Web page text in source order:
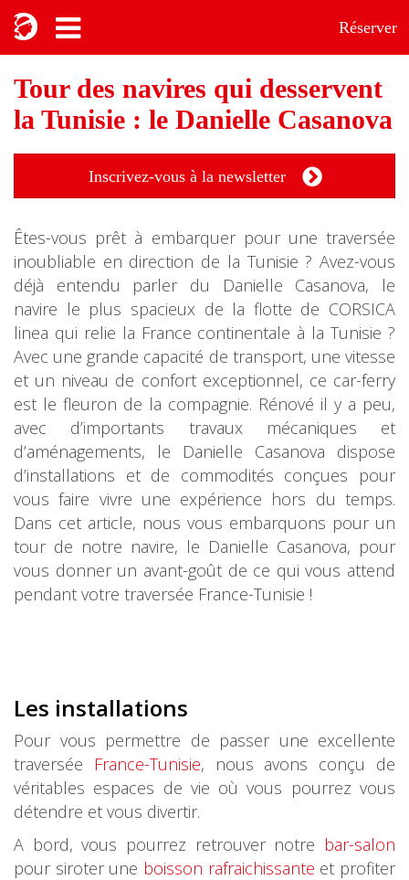
Réserver
Tour des navires qui desservent
la Tunisie : le Danielle Casanova
Inscrivez-vous à la newsletter
Êtes-vous prêt à embarquer pour une traversée
inoubliable en direction de la Tunisie ? Avez-vous
déjà entendu parler du Danielle Casanova, le
navire le plus spacieux de la flotte de CORSICA
linea qui relie la France continentale à la Tunisie ?
Avec une grande capacité de transport, une vitesse
et un niveau de confort exceptionnel, ce car-ferry
est le fleuron de la compagnie. Rénové il y a peu,
avec d’importants travaux mécaniques et
d’aménagements, le Danielle Casanova dispose
d’installations et de commodités conçues pour
vous faire vivre une expérience hors du temps.
Dans cet article, nous vous embarquons pour un
tour de notre navire, le Danielle Casanova, pour
vous donner un avant-goût de ce qui vous attend
pendant votre traversée France-Tunisie !
Les installations
Pour vous permettre de passer une excellente
traversée France-Tunisie, nous avons conçu de
véritables espaces de vie où vous pourrez vous
détendre et vous divertir.
A bord, vous pourrez retrouver notre bar-salon
pour siroter une boisson rafraichissante et profiter